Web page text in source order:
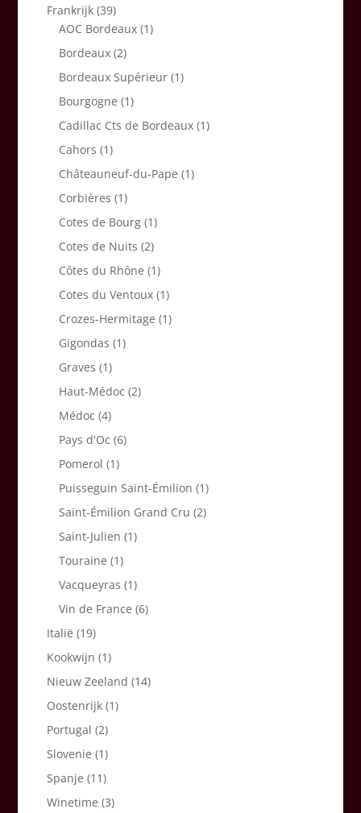
Frankrijk (39)
AOC Bordeaux (1)
Bordeaux (2)
Bordeaux Supérieur (1)
Bourgogne (1)
Cadillac Cts de Bordeaux (1)
Cahors (1)
Châteauneuf-du-Pape (1)
Corbières (1)
Cotes de Bourg (1)
Cotes de Nuits (2)
Côtes du Rhône (1)
Cotes du Ventoux (1)
Crozes-Hermitage (1)
Gigondas (1)
Graves (1)
Haut-Médoc (2)
Médoc (4)
Pays d'Oc (6)
Pomerol (1)
Puisseguin Saint-Émilion (1)
Saint-Émilion Grand Cru (2)
Saint-Julien (1)
Touraine (1)
Vacqueyras (1)
Vin de France (6)
Italië (19)
Kookwijn (1)
Nieuw Zeeland (14)
Oostenrijk (1)
Portugal (2)
Slovenie (1)
Spanje (11)
Winetime (3)